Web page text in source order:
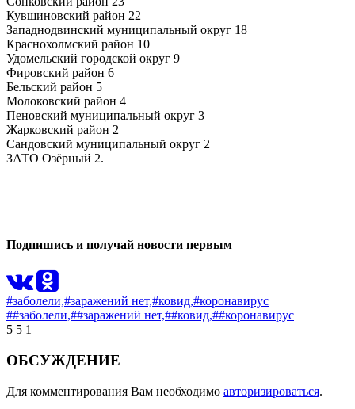
Кувшиновский район 22
Западнодвинский муниципальный округ 18
Краснохолмский район 10
Удомельский городской округ 9
Фировский район 6
Бельский район 5
Молоковский район 4
Пеновский муниципальный округ 3
Жарковский район 2
Сандовский муниципальный округ 2
ЗАТО Озёрный 2.
Подпишись и получай новости первым
#заболели,#заражений нет,#ковид,#коронавирус
##заболели,##заражений нет,##ковид,##коронавирус
5 5 1
ОБСУЖДЕНИЕ
Для комментирования Вам необходимо авторизироваться.